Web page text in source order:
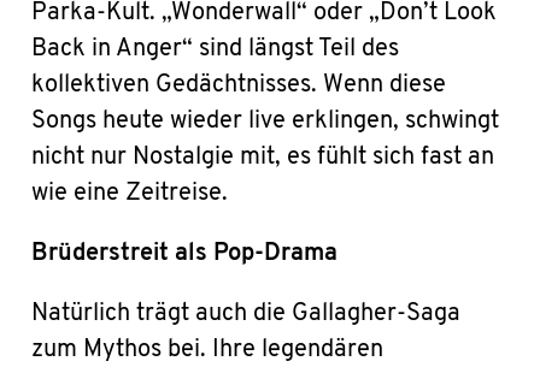
Parka-Kult. „Wonderwall“ oder „Don’t Look
Back in Anger“ sind längst Teil des
kollektiven Gedächtnisses. Wenn diese
Songs heute wieder live erklingen, schwingt
nicht nur Nostalgie mit, es fühlt sich fast an
wie eine Zeitreise.
Brüderstreit als Pop-Drama
Natürlich trägt auch die Gallagher-Saga
zum Mythos bei. Ihre legendären